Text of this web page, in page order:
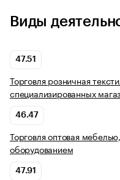
Виды
47.51
Торговля розничная
специализированных
46.47
Торговля оптовая
оборудованием
47.91